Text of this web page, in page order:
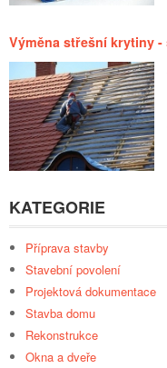
Výměna střešní krytiny
KATEGORIE
Příprava stavby
Stavební povolení
Projektová dokumentace
Stavba domu
Rekonstrukce
Okna a dveře